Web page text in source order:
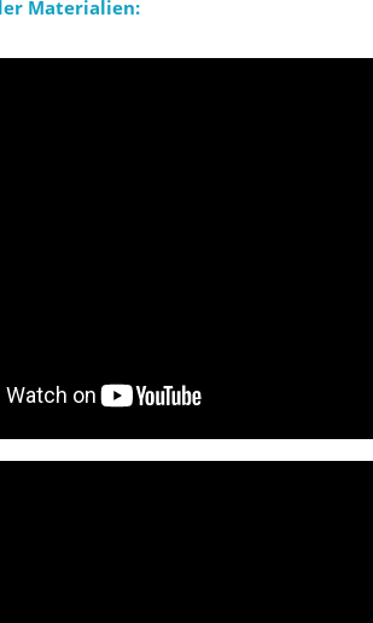
Materialien: